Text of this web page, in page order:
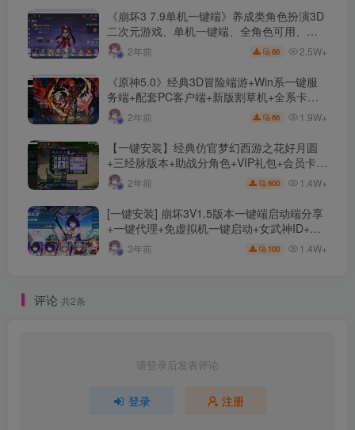
《崩坏3 7.9单机一键端》养成类角色扮演3D
二次元游戏、单机一键端、全角色可用、无
限资源、附带保姆级安装教程
2年前 66 2.5W+
《原神5.0》经典3D冒险端游+Win系一键服
务端+配套PC客户端+新版割草机+全系卡池
文件2年前 66 1.9W+
【一键安装】经典仿官梦幻西游之花好月圆
+三经脉版本+助战分角色+VIP礼包+会员卡
+剧情活动+视频搭建及其他修改资料
2年前 600 1.4W+
[一键安装] 崩坏3V1.5版本一键端启动端分享
+一键代理+免虚拟机一键启动+女武神ID+详
细指令+极简一键修改
3年前 100 1.4W+
评论 共2条
请登录后发表评论
登录 注册